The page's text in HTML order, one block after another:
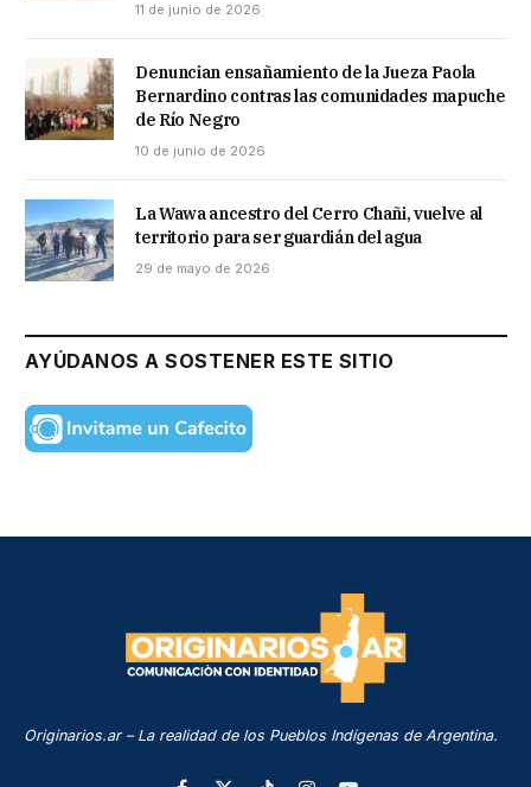
11 de junio de 2026
Denuncian ensañamiento de la Jueza Paola
Bernardino contras las comunidades mapuche
de Río Negro
10 de junio de 2026
La Wawa ancestro del Cerro Chañi, vuelve al
territorio para ser guardián del agua
29 de mayo de 2026
AYÚDANOS A SOSTENER ESTE SITIO
Originarios.ar – La realidad de los Pueblos Indígenas de Argentina.